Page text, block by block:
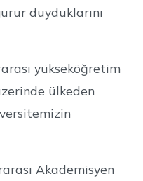
duyduklarını
yükseköğretim
ülkeden
Akademisyen